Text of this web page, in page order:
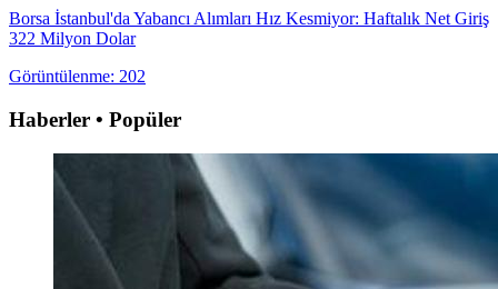
Borsa İstanbul'da Yabancı Alımları Hız Kesmiyor: Haftalık Net Giriş
322 Milyon Dolar
Görüntülenme: 202
Haberler • Popüler